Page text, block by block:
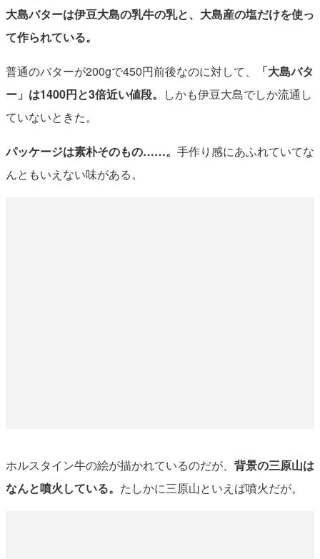
大島バターは伊豆大島の乳牛の乳と、大島産の塩だけを使っ
て作られている。
普通のバターが200gで450円前後なのに対して、
「大島バタ
ー」は1400円と3倍近い値段。 しかも伊豆大島でしか流通し
ていないときた。
パッケージは素朴そのもの……。 手作り感にあふれていてな
んともいえない味がある。
ホルスタイン牛の絵が描かれているのだが、 背景の三原山は
なんと噴火している。 たしかに三原山といえば噴火だが。